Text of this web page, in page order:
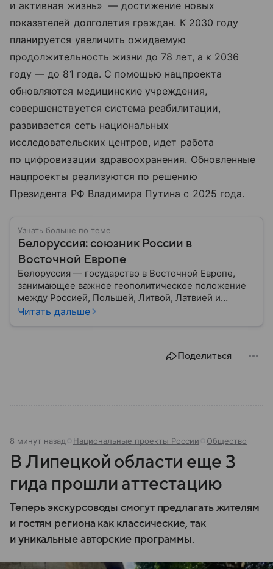
и активная жизнь» — достижение новых
показателей долголетия граждан. К 2030 году
планируется увеличить ожидаемую
продолжительность жизни до 78 лет, а к 2036
году — до 81 года. С помощью нацпроекта
обновляются медицинские учреждения,
совершенствуется система реабилитации,
развивается сеть национальных
исследовательских центров, идет работа
по цифровизации здравоохранения. Обновленные
нацпроекты реализуются по решению
Президента РФ Владимира Путина с 2025 года.
Узнать больше по теме
Белоруссия: союзник России в
Восточной Европе
Белоруссия — государство в Восточной Европе,
занимающее важное геополитическое положение
между Россией, Польшей, Литвой, Латвией и
Украиной. Несмотря на свою небольшую
Читать дальше
Поделиться
8 минут назад Национальные проекты России Общество
В Липецкой области еще 3
гида прошли аттестацию
Теперь экскурсоводы смогут предлагать жителям
и гостям региона как классические, так
и уникальные авторские программы.